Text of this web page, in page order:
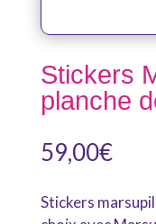
Stickers
planche
59,00€
Stickers